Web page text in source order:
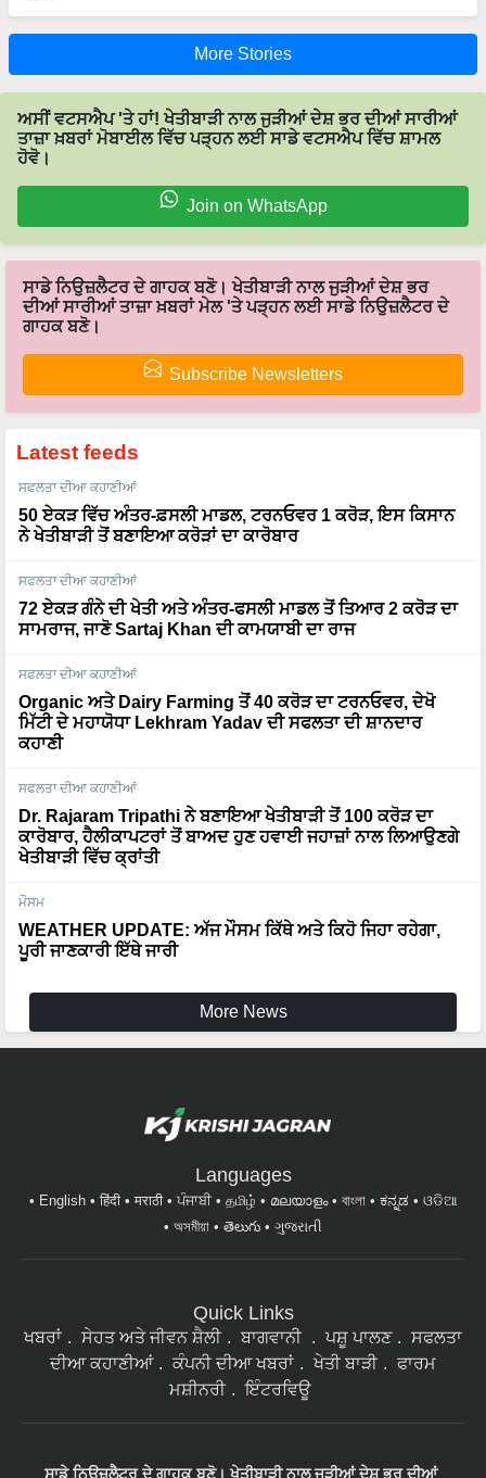
More Stories
ਅਸੀਂ ਵਟਸਐਪ 'ਤੇ ਹਾਂ! ਖੇਤੀਬਾੜੀ ਨਾਲ ਜੁੜੀਆਂ ਦੇਸ਼ ਭਰ ਦੀਆਂ ਸਾਰੀਆਂ
ਤਾਜ਼ਾ ਖ਼ਬਰਾਂ ਮੋਬਾਈਲ ਵਿੱਚ ਪੜ੍ਹਨ ਲਈ ਸਾਡੇ ਵਟਸਐਪ ਵਿੱਚ ਸ਼ਾਮਲ
ਹੋਵੋ।
Join on WhatsApp
ਸਾਡੇ ਨਿਉਜ਼ਲੈਟਰ ਦੇ ਗਾਹਕ ਬਣੋ। ਖੇਤੀਬਾੜੀ ਨਾਲ ਜੁੜੀਆਂ ਦੇਸ਼ ਭਰ
ਦੀਆਂ ਸਾਰੀਆਂ ਤਾਜ਼ਾ ਖ਼ਬਰਾਂ ਮੇਲ 'ਤੇ ਪੜ੍ਹਨ ਲਈ ਸਾਡੇ ਨਿਉਜ਼ਲੈਟਰ ਦੇ
ਗਾਹਕ ਬਣੋ।
Subscribe Newsletters
Latest feeds
ਸਫਲਤਾ ਦੀਆ ਕਹਾਣੀਆਂ
50 ਏਕੜ ਵਿੱਚ ਅੰਤਰ-ਫ਼ਸਲੀ ਮਾਡਲ, ਟਰਨਓਵਰ 1 ਕਰੋੜ, ਇਸ ਕਿਸਾਨ
ਨੇ ਖੇਤੀਬਾੜੀ ਤੋਂ ਬਣਾਇਆ ਕਰੋੜਾਂ ਦਾ ਕਾਰੋਬਾਰ
ਸਫਲਤਾ ਦੀਆ ਕਹਾਣੀਆਂ
72 ਏਕੜ ਗੰਨੇ ਦੀ ਖੇਤੀ ਅਤੇ ਅੰਤਰ-ਫਸਲੀ ਮਾਡਲ ਤੋਂ ਤਿਆਰ 2 ਕਰੋੜ ਦਾ
ਸਾਮਰਾਜ, ਜਾਣੋ Sartaj Khan ਦੀ ਕਾਮਯਾਬੀ ਦਾ ਰਾਜ
ਸਫਲਤਾ ਦੀਆ ਕਹਾਣੀਆਂ
Organic ਅਤੇ Dairy Farming ਤੋਂ 40 ਕਰੋੜ ਦਾ ਟਰਨਓਵਰ, ਦੇਖੋ
ਮਿੱਟੀ ਦੇ ਮਹਾਯੋਧਾ Lekhram Yadav ਦੀ ਸਫਲਤਾ ਦੀ ਸ਼ਾਨਦਾਰ
ਕਹਾਣੀ
ਸਫਲਤਾ ਦੀਆ ਕਹਾਣੀਆਂ
Dr. Rajaram Tripathi ਨੇ ਬਣਾਇਆ ਖੇਤੀਬਾੜੀ ਤੋਂ 100 ਕਰੋੜ ਦਾ
ਕਾਰੋਬਾਰ, ਹੈਲੀਕਾਪਟਰਾਂ ਤੋਂ ਬਾਅਦ ਹੁਣ ਹਵਾਈ ਜਹਾਜ਼ਾਂ ਨਾਲ ਲਿਆਉਣਗੇ
ਖੇਤੀਬਾੜੀ ਵਿੱਚ ਕ੍ਰਾਂਤੀ
ਮੌਸਮ
WEATHER UPDATE: ਅੱਜ ਮੌਸਮ ਕਿੱਥੇ ਅਤੇ ਕਿਹੋ ਜਿਹਾ ਰਹੇਗਾ,
ਪੂਰੀ ਜਾਣਕਾਰੀ ਇੱਥੇ ਜਾਰੀ
More News
Languages
English हिंदी मराठी ਪੰਜਾਬੀ தமிழ் മലയാളം বাংলা ಕನ್ನಡ
ଓଡିଆ
অসমীয়া
తెలుగు ગુજરાતી
Quick Links
ਖਬਰਾਂ ਸੇਹਤ ਅਤੇ ਜੀਵਨ ਸ਼ੈਲੀ ਬਾਗਵਾਨੀ ਪਸ਼ੂ ਪਾਲਣ
ਸਫਲਤਾ
ਦੀਆ ਕਹਾਣੀਆਂ
ਕੰਪਨੀ ਦੀਆ ਖਬਰਾਂ ਖੇਤੀ ਬਾੜੀ
ਫਾਰਮ
ਮਸ਼ੀਨਰੀ
ਇੰਟਰਵਿਊ
ਸਾਡੇ ਨਿਉਜ਼ਲੈਟਰ ਦੇ ਗਾਹਕ ਬਣੋ। ਖੇਤੀਬਾੜੀ ਨਾਲ ਜੁੜੀਆਂ ਦੇਸ਼ ਭਰ ਦੀਆਂ